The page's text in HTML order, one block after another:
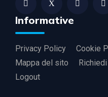
Informative
Privacy Policy Cookie
Mappa del sito
Logout